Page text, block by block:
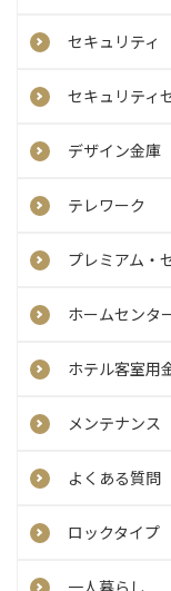
セキュリティ
セキュリティ
デザイン金庫
テレワーク
プレミアム・
ホームセンタ
ホテル客室用
メンテナンス
よくある質問
ロックタイプ